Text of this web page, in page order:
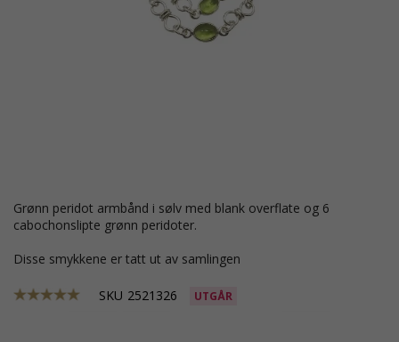
grønn peridot armbånd i sølv med blank overflate og 6
cabochonslipte grønn peridoter.
Disse smykkene er tatt ut av samlingen
SKU 2521326 UTGÅR